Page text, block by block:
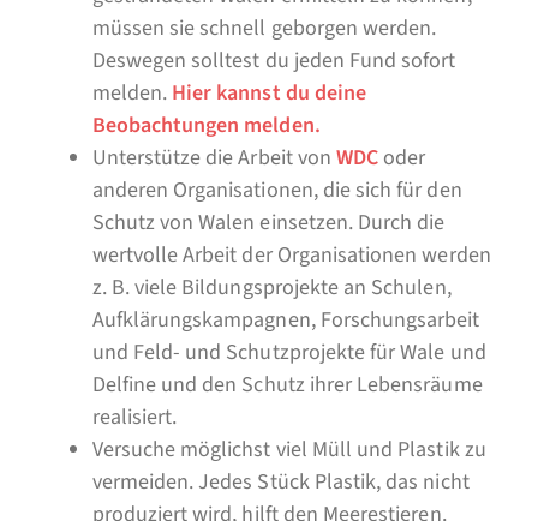
müssen sie schnell geborgen werden.
Deswegen solltest du jeden Fund sofort
melden. Hier kannst du deine
Beobachtungen melden.
Unterstütze die Arbeit von WDC oder
anderen Organisationen, die sich für den
Schutz von Walen einsetzen. Durch die
wertvolle Arbeit der Organisationen werden
z. B. viele Bildungsprojekte an Schulen,
Aufklärungskampagnen, Forschungsarbeit
und Feld- und Schutzprojekte für Wale und
Delfine und den Schutz ihrer Lebensräume
realisiert.
Versuche möglichst viel Müll und Plastik zu
vermeiden. Jedes Stück Plastik, das nicht
produziert wird, hilft den Meerestieren.